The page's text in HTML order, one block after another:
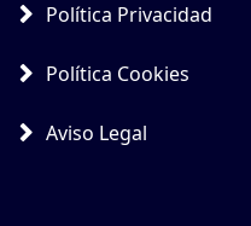
Política Privacidad
Política Cookies
Aviso Legal